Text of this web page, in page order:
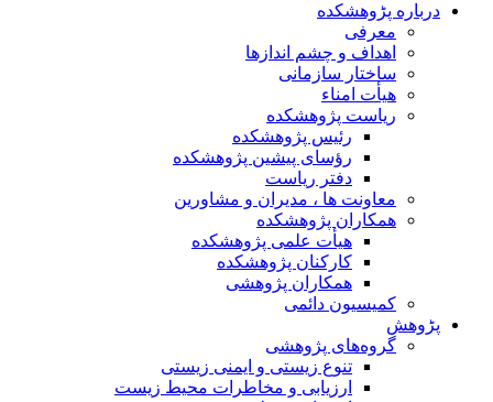
درباره پڑوهشکده
معرفی
اهداف و چشم اندازها
ساختار سازمانی
هیأت امناء
ریاست پژوهشکده
رئیس پژوهشکده
رؤسای پیشین پژوهشکده
دفتر ریاست
معاونت ها ، مدیران و مشاورین
همکاران پژوهشکده
هیأت علمی پژوهشکده
کارکنان پژوهشکده
همکاران پژوهشی
کمیسیون دائمی
پڑوهش
گروه‌های پژوهشی
تنوع زیستی و ایمنی زیستی
ارزیابی و مخاطرات محیط زیست